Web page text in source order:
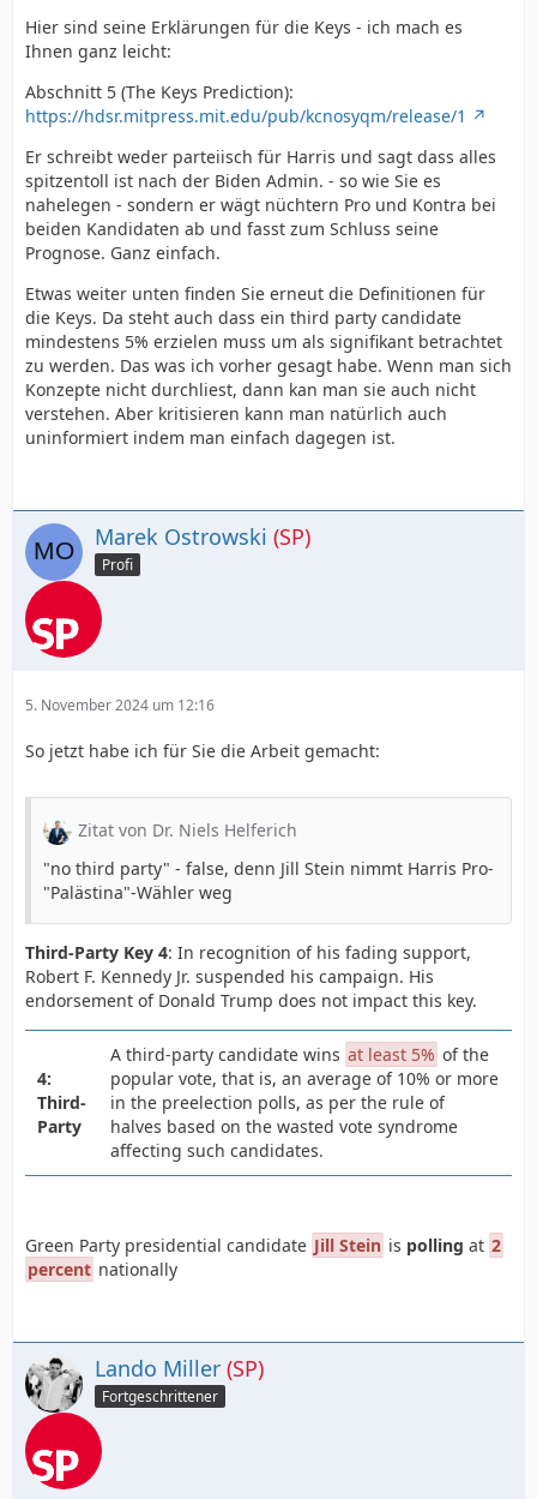
Hier sind seine Erklärungen für die Keys - ich mach es
Ihnen ganz leicht:
Abschnitt 5 (The Keys Prediction):
https://hdsr.mitpress.mit.edu/pub/kcnosyqm/release/1
Er schreibt weder parteiisch für Harris und sagt dass alles
spitzentoll ist nach der Biden Admin. - so wie Sie es
nahelegen - sondern er wägt nüchtern Pro und Kontra bei
beiden Kandidaten ab und fasst zum Schluss seine
Prognose. Ganz einfach.
Etwas weiter unten finden Sie erneut die Definitionen für
die Keys. Da steht auch dass ein third party candidate
mindestens 5% erzielen muss um als signifikant betrachtet
zu werden. Das was ich vorher gesagt habe. Wenn man sich
Konzepte nicht durchliest, dann kan man sie auch nicht
verstehen. Aber kritisieren kann man natürlich auch
uninformiert indem man einfach dagegen ist.
Marek Ostrowski (SP)
Profi
5. November 2024 um 12:16
So jetzt habe ich für Sie die Arbeit gemacht:
Zitat von Dr. Niels Helferich
"no third party" - false, denn Jill Stein nimmt Harris Pro-
"Palästina"-Wähler weg
Third-Party Key 4: In recognition of his fading support,
Robert F. Kennedy Jr. suspended his campaign. His
endorsement of Donald Trump does not impact this key.
4:
Third-
Party
A third-party candidate wins at least 5% of the
popular vote, that is, an average of 10% or more
in the preelection polls, as per the rule of
halves based on the wasted vote syndrome
affecting such candidates.
Green Party presidential candidate Jill Stein is polling at 2
percent nationally
Lando Miller (SP)
Fortgeschrittener